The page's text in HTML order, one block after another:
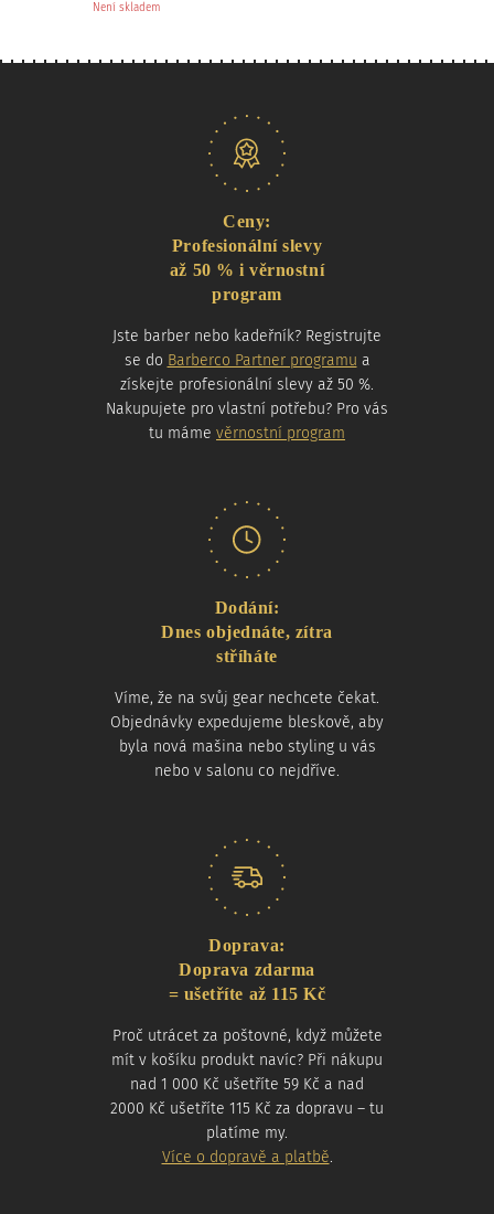
Není skladem
Ceny:
Profesionální slevy
až 50 % i věrnostní
program
Jste barber nebo kadeřník? Registrujte
se do Barberco Partner programu a
získejte profesionální slevy až 50 %.
Nakupujete pro vlastní potřebu? Pro vás
tu máme věrnostní program
Dodání:
Dnes objednáte, zítra
stříháte
Víme, že na svůj gear nechcete čekat.
Objednávky expedujeme bleskově, aby
byla nová mašina nebo styling u vás
nebo v salonu co nejdříve.
Doprava:
Doprava zdarma
= ušetříte až 115 Kč
Proč utrácet za poštovné, když můžete
mít v košíku produkt navíc? Při nákupu
nad 1 000 Kč ušetříte 59 Kč a nad
2000 Kč ušetříte 115 Kč za dopravu – tu
platíme my.
Více o dopravě a platbě.